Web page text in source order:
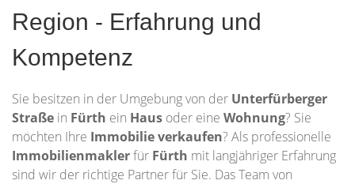
Region - Erfahrung und
Kompetenz
Sie besitzen in der Umgebung von der Unterfürberger
Straße in Fürth ein Haus oder eine Wohnung? Sie
möchten Ihre Immobilieverkaufen? Als professionelle
Immobilienmaklerfür Fürth mit langjähriger Erfahrung
sind wir der richtige Partner für Sie. Das Team von